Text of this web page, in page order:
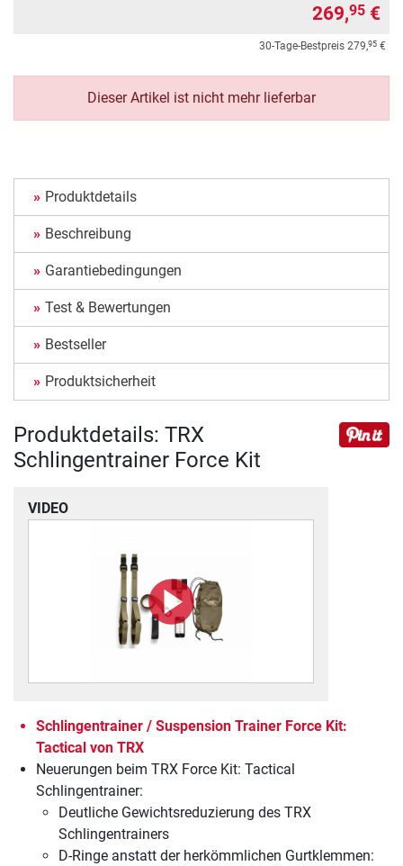
269,95 €
30-Tage-Bestpreis 279,95 €
Dieser Artikel ist nicht mehr lieferbar
Produktdetails
Beschreibung
Garantiebedingungen
Test & Bewertungen
Bestseller
Produktsicherheit
Produktdetails: TRX
Schlingentrainer Force Kit
VIDEO
Schlingentrainer / Suspension Trainer Force Kit:
Tactical von TRX
Neuerungen beim TRX Force Kit: Tactical
Schlingentrainer:
Deutliche Gewichtsreduzierung des TRX
Schlingentrainers
D-Ringe anstatt der herkömmlichen Gurtklemmen: